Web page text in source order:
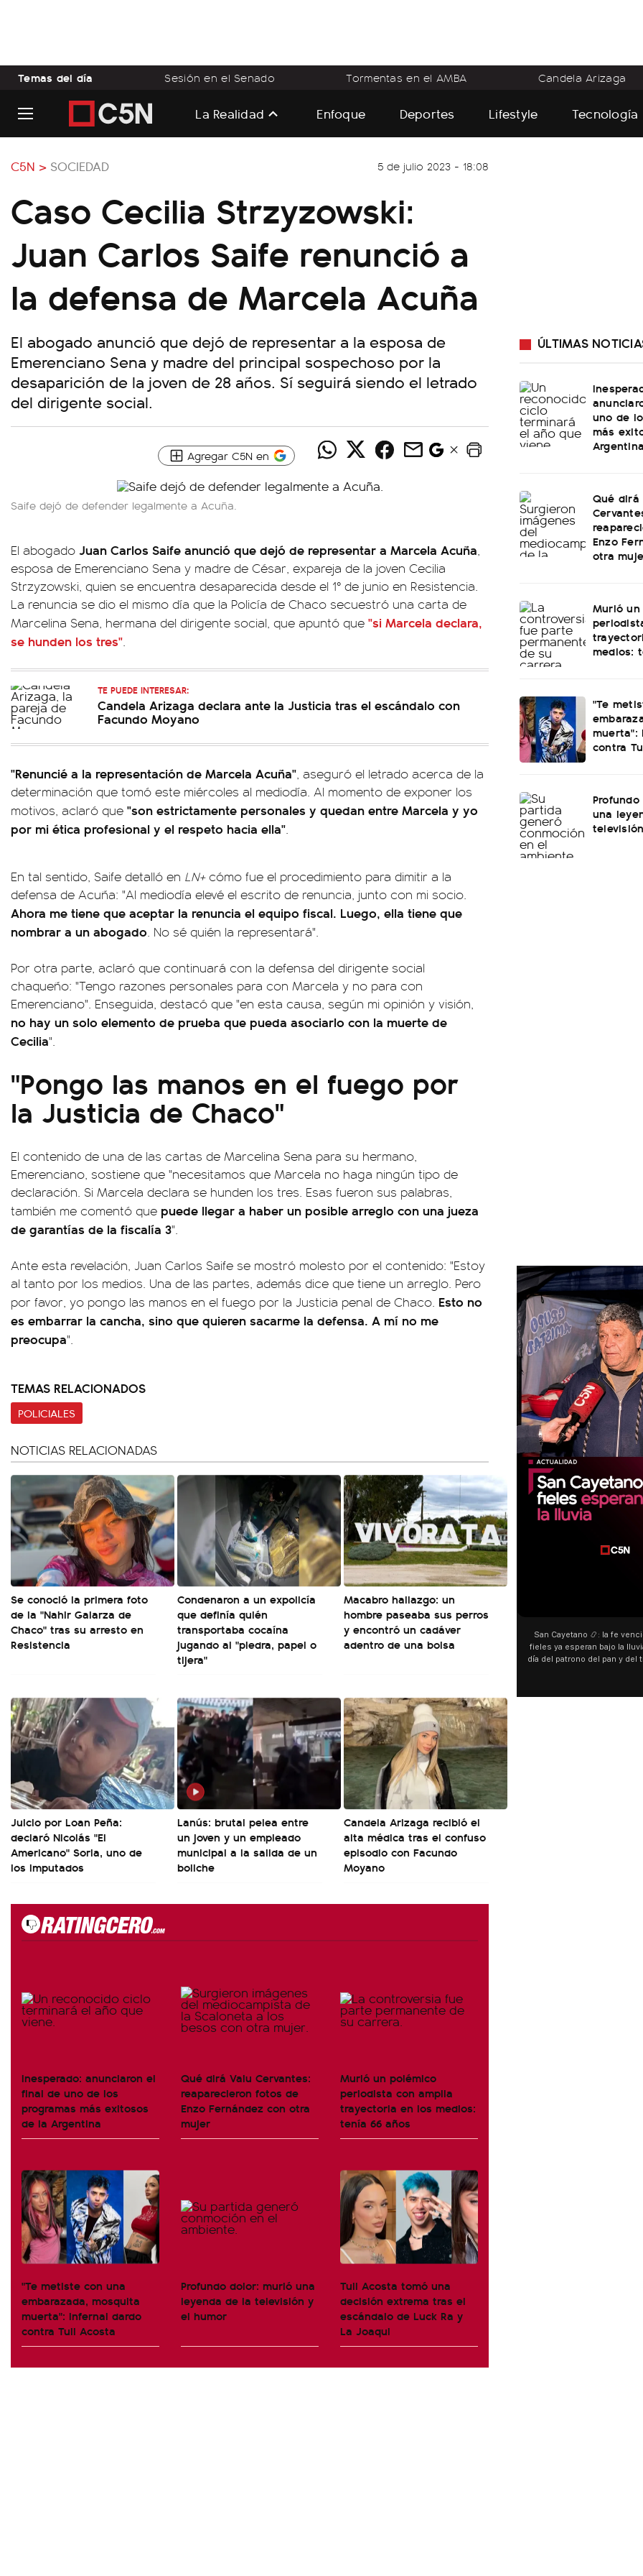
Temas del día Sesión en el Senado Tormentas en el AMBA Candela Arizaga
La Realidad Enfoque Deportes Lifestyle Tecnología
C5N > SOCIEDAD 5 de julio 2023 - 18:08
Caso Cecilia Strzyzowski:
Juan Carlos Saife renunció a
la defensa de Marcela Acuña
El abogado anunció que dejó de representar a la esposa de
Emerenciano Sena y madre del principal sospechoso por la
desaparición de la joven de 28 años. Sí seguirá siendo el letrado
del dirigente social.
Agregar C5N en
Saife dejó de defender legalmente a Acuña.
El abogado Juan Carlos Saife anunció que dejó de representar a Marcela Acuña,
esposa de Emerenciano Sena y madre de César, expareja de la joven Cecilia
Strzyzowski, quien se encuentra desaparecida desde el 1° de junio en Resistencia.
La renuncia se dio el mismo día que la Policía de Chaco secuestró una carta de
Marcelina Sena, hermana del dirigente social, que apuntó que "si Marcela declara,
se hunden los tres".
TE PUEDE INTERESAR:
Candela Arizaga declara ante la Justicia tras el escándalo con
Facundo Moyano
"Renuncié a la representación de Marcela Acuña", aseguró el letrado acerca de la
determinación que tomó este miércoles al mediodía. Al momento de exponer los
motivos, aclaró que "son estrictamente personales y quedan entre Marcela y yo
por mi ética profesional y el respeto hacia ella".
En tal sentido, Saife detalló en LN+cómo fue el procedimiento para dimitir a la
defensa de Acuña: "Al mediodía elevé el escrito de renuncia, junto con mi socio.
Ahora me tiene que aceptar la renuncia el equipo fiscal. Luego, ella tiene que
nombrar a un abogado. No sé quién la representará".
Por otra parte, aclaró que continuará con la defensa del dirigente social
chaqueño: "Tengo razones personales para con Marcela y no para con
Emerenciano". Enseguida, destacó que "en esta causa, según mi opinión y visión,
no hay un solo elemento de prueba que pueda asociarlo con la muerte de
Cecilia".
"Pongo las manos en el fuego por
la Justicia de Chaco"
El contenido de una de las cartas de Marcelina Sena para su hermano,
Emerenciano, sostiene que "necesitamos que Marcela no haga ningún tipo de
declaración. Si Marcela declara se hunden los tres. Esas fueron sus palabras,
también me comentó que puede llegar a haber un posible arreglo con una jueza
de garantías de la fiscalía 3".
Ante esta revelación, Juan Carlos Saife se mostró molesto por el contenido: "Estoy
al tanto por los medios. Una de las partes, además dice que tiene un arreglo. Pero
por favor, yo pongo las manos en el fuego por la Justicia penal de Chaco. Esto no
es embarrar la cancha, sino que quieren sacarme la defensa. A mí no me
preocupa".
TEMAS RELACIONADOS
POLICIALES
NOTICIAS RELACIONADAS
Se conoció la primera foto
de la "Nahir Galarza de
Chaco" tras su arresto en
Resistencia
Condenaron a un expolicía
que definía quién
transportaba cocaína
jugando al "piedra, papel o
tijera"
Macabro hallazgo: un
hombre paseaba sus perros
y encontró un cadáver
adentro de una bolsa
Juicio por Loan Peña:
declaró Nicolás "El
Americano" Soria, uno de
los imputados
Lanús: brutal pelea entre
un joven y un empleado
municipal a la salida de un
boliche
Candela Arizaga recibió el
alta médica tras el confuso
episodio con Facundo
Moyano
Inesperado: anunciaron el
final de uno de los
programas más exitosos
de la Argentina
Qué dirá Valu Cervantes:
reaparecieron fotos de
Enzo Fernández con otra
mujer
Murió un polémico
periodista con amplia
trayectoria en los medios:
tenía 66 años
"Te metiste con una
embarazada, mosquita
muerta": infernal dardo
contra Tuli Acosta
Profundo dolor: murió una
leyenda de la televisión y
el humor
Tuli Acosta tomó una
decisión extrema tras el
escándalo de Luck Ra y
La Joaqui
ÚLTIMAS
uno de
más
Argentina
Qué dirá
Enzo
otra
Murió
medios:
"Te
muerta":
contra
una
San Cayetano 📿: la fe
fieles ya esperan bajo la
día del patrono del pan y del
y pedir. 🎙️